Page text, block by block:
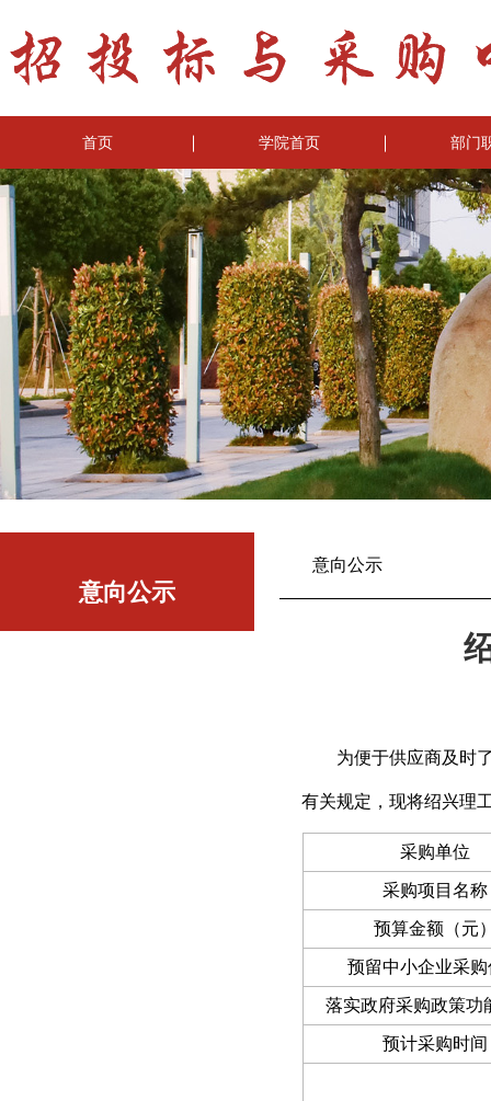
首页 学院首页 部门
意向公示
意向公示
为便于供应商及时
有关规定，现将绍兴理
采购单位
采购项目名称
预算金额（元
预留中小企业采
落实政府采购政策功
预计采购时间